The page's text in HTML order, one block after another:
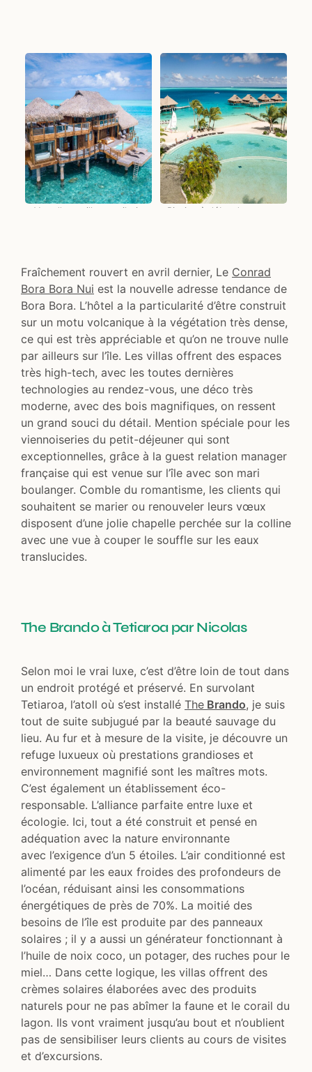
Vue d'une villa sur pilotis
Piscine à débordement au
Fraîchement rouvert en avril dernier, Le Conrad
Bora Bora Nui est la nouvelle adresse tendance de
Bora Bora. L’hôtel a la particularité d’être construit
sur un motu volcanique à la végétation très dense,
ce qui est très appréciable et qu’on ne trouve nulle
par ailleurs sur l’île. Les villas offrent des espaces
très high-tech, avec les toutes dernières
technologies au rendez-vous, une déco très
moderne, avec des bois magnifiques, on ressent
un grand souci du détail. Mention spéciale pour les
viennoiseries du petit-déjeuner qui sont
exceptionnelles, grâce à la guest relation manager
française qui est venue sur l’île avec son mari
boulanger. Comble du romantisme, les clients qui
souhaitent se marier ou renouveler leurs vœux
disposent d’une jolie chapelle perchée sur la colline
avec une vue à couper le souffle sur les eaux
translucides.
The Brando à Tetiaroa par Nicolas
Selon moi le vrai luxe, c’est d’être loin de tout dans
un endroit protégé et préservé. En survolant
Tetiaroa, l’atoll où s’est installé The Brando, je suis
tout de suite subjugué par la beauté sauvage du
lieu. Au fur et à mesure de la visite, je découvre un
refuge luxueux où prestations grandioses et
environnement magnifié sont les maîtres mots.
C’est également un établissement éco-
responsable. L’alliance parfaite entre luxe et
écologie. Ici, tout a été construit et pensé en
adéquation avec la nature environnante
avec l’exigence d’un 5 étoiles. L’air conditionné est
alimenté par les eaux froides des profondeurs de
l’océan, réduisant ainsi les consommations
énergétiques de près de 70%. La moitié des
besoins de l’île est produite par des panneaux
solaires ; il y a aussi un générateur fonctionnant à
l’huile de noix coco, un potager, des ruches pour le
miel… Dans cette logique, les villas offrent des
crèmes solaires élaborées avec des produits
naturels pour ne pas abîmer la faune et le corail du
lagon. Ils vont vraiment jusqu’au bout et n’oublient
pas de sensibiliser leurs clients au cours de visites
et d’excursions.